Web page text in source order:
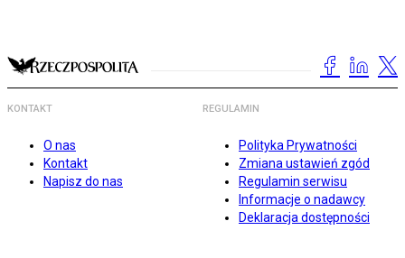
KONTAKT
O nas
Kontakt
Napisz do nas
REGULAMIN
Polityka Prywatności
Zmiana ustawień zgód
Regulamin serwisu
Informacje o nadawcy
Deklaracja dostępności